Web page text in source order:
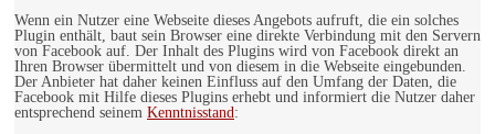
Wenn ein Nutzer eine Webseite dieses Angebots aufruft, die ein solches
Plugin enthält, baut sein Browser eine direkte Verbindung mit den Servern
von Facebook auf. Der Inhalt des Plugins wird von Facebook direkt an
Ihren Browser übermittelt und von diesem in die Webseite eingebunden.
Der Anbieter hat daher keinen Einfluss auf den Umfang der Daten, die
Facebook mit Hilfe dieses Plugins erhebt und informiert die Nutzer daher
entsprechend seinem Kenntnisstand: